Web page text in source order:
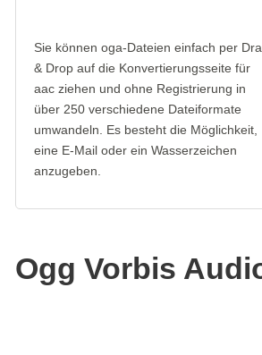
Sie können oga-Dateien einfach per
& Drop auf die Konvertierungsseite für
aac ziehen und ohne Registrierung in
über 250 verschiedene Dateiformate
umwandeln. Es besteht die Möglichkeit,
eine E-Mail oder ein Wasserzeichen
anzugeben.
Ogg Vorbis